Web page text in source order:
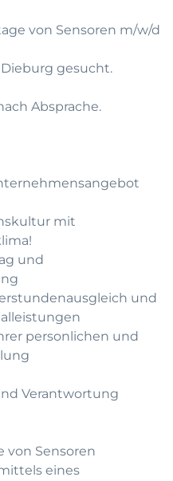
von Sensoren m/w/d
gesucht.
Absprache.
mit
und
und
personlichen und
Verantwortung
von Sensoren
eines